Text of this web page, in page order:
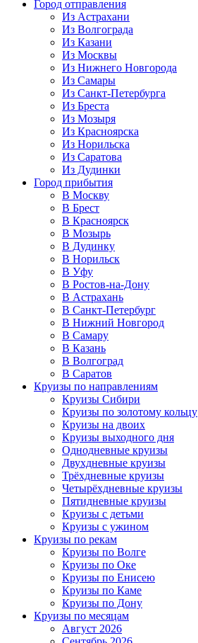
Город отправления
Из Астрахани
Из Волгограда
Из Казани
Из Москвы
Из Нижнего Новгорода
Из Самары
Из Санкт-Петербурга
Из Бреста
Из Мозыря
Из Красноярска
Из Норильска
Из Саратова
Из Дудинки
Город прибытия
В Москву
В Брест
В Красноярск
В Мозырь
В Дудинку
В Норильск
В Уфу
В Ростов-на-Дону
В Астрахань
В Санкт-Петербург
В Нижний Новгород
В Самару
В Казань
В Волгоград
В Саратов
Круизы по направлениям
Круизы Сибири
Круизы по золотому кольцу
Круизы на двоих
Круизы выходного дня
Однодневные круизы
Двухдневные круизы
Трёхдневные круизы
Четырёхдневные круизы
Пятидневные круизы
Круизы с детьми
Круизы с ужином
Круизы по рекам
Круизы по Волге
Круизы по Оке
Круизы по Енисею
Круизы по Каме
Круизы по Дону
Круизы по месяцам
Август 2026